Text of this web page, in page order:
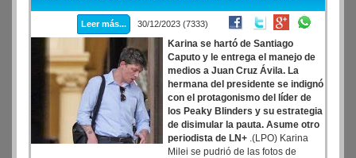
Leer más... 30/12/2023 (7333)
Karina se hartó de Santiago
Caputo y le entrega el manejo de
medios a Juan Cruz Ávila. La
hermana del presidente se indignó
con el protagonismo del líder de
los Peaky Blinders y su estrategia
de disimular la pauta. Asume otro
periodista de LN+ .(LPO) Karina
Milei se pudrió de las fotos de